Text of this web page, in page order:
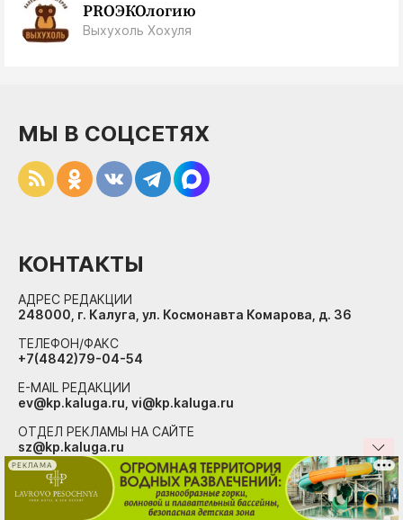
PROЭКОлогию
Выхухоль Хохуля
© 2007–2026. ООО «Агентство
МЫ В СОЦСЕТЯХ
КОНТАКТЫ
АДРЕС РЕДАКЦИИ
248000, г. Калуга, ул. Космонавта Комарова, д. 36
ТЕЛЕФОН/ФАКС
+7(4842)79-04-54
E-MAIL РЕДАКЦИИ
ev@kp.kaluga.ru, vi@kp.kaluga.ru
ОТДЕЛ РЕКЛАМЫ НА САЙТЕ
sz@kp.kaluga.ru
РЕКЛАМА